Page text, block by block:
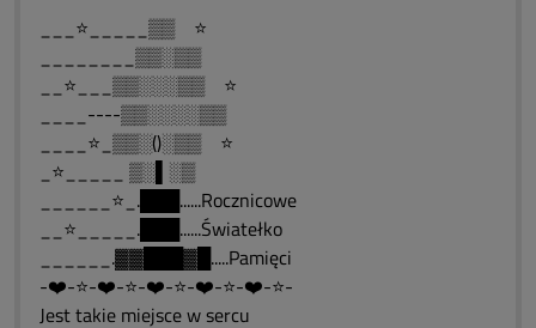
___⭐_____▒▒ ⭐
________▒▒░▒▒
__⭐___▒▒░░░▒▒ ⭐
____----▒▒░░░░▒▒
____⭐_▒▒░()░▒▒ ⭐
_⭐_____ ▒░▌░▒
______⭐_.███......Rocznicowe
__⭐_____.███......Światełko
______.▓▓███▓█.....Pamięci
-❤️-⭐-❤️-⭐-❤️-⭐-❤️-⭐-❤️-⭐-
Jest takie miejsce w sercu